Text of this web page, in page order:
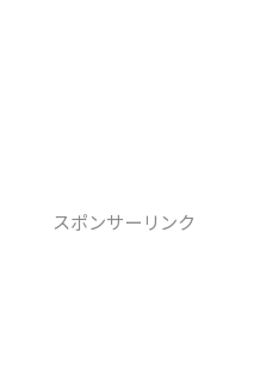
スポンサーリンク